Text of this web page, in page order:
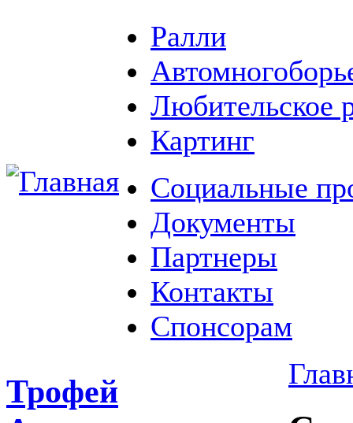
Ралли
Любительское
Картинг
Социальные
Документы
Партнеры
Контакты
Спонсорам
Трофей